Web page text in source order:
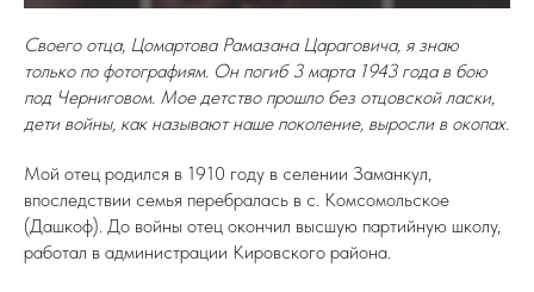
Своего отца, Цомартова Рамазана Цараговича, я знаю
только по фотографиям. Он погиб 3 марта 1943 года в бою
под Черниговом. Мое детство прошло без отцовской ласки,
дети войны, как называют наше поколение, выросли в окопах.
Мой отец родился в 1910 году в селении Заманкул,
впоследствии семья перебралась в с. Комсомольское
(Дашкоф). До войны отец окончил высшую партийную школу,
работал в администрации Кировского района.